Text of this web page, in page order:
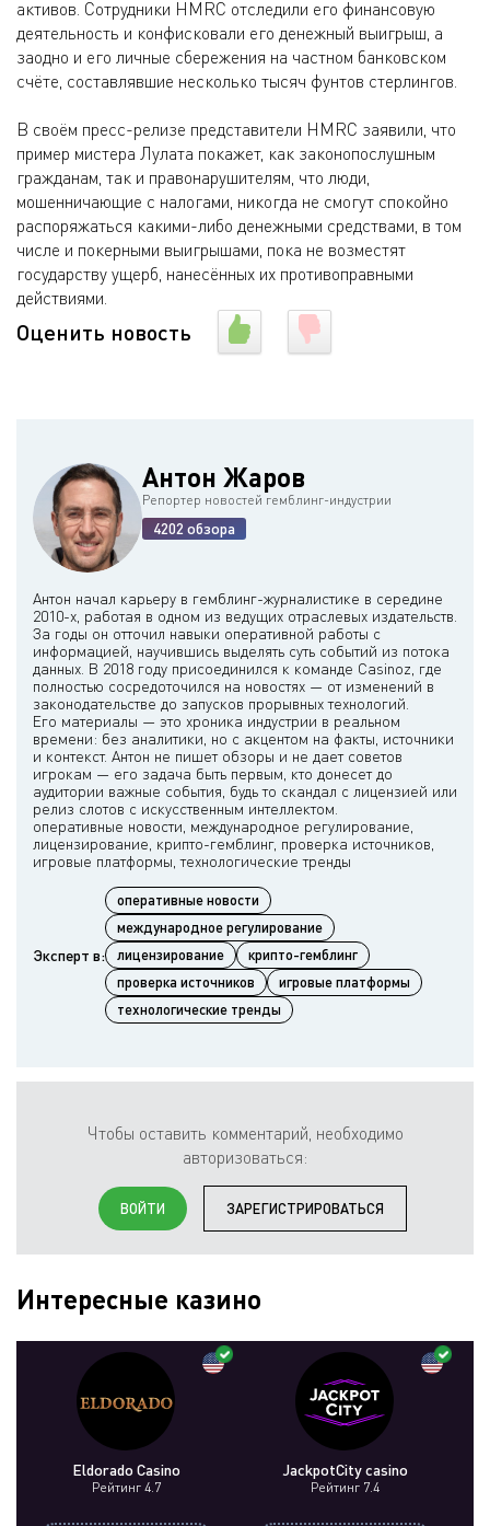
активов. Сотрудники HMRC отследили его финансовую
деятельность и конфисковали его денежный выигрыш, а
заодно и его личные сбережения на частном банковском
счёте, составлявшие несколько тысяч фунтов стерлингов.
В своём пресс-релизе представители HMRC заявили, что
пример мистера Лулата покажет, как законопослушным
гражданам, так и правонарушителям, что люди,
мошенничающие с налогами, никогда не смогут спокойно
распоряжаться какими-либо денежными средствами, в том
числе и покерными выигрышами, пока не возместят
государству ущерб, нанесённых их противоправными
действиями.
Оценить новость
Антон Жаров
Репортер новостей гемблинг-индустрии
4202 обзора
Антон начал карьеру в гемблинг-журналистике в середине
2010-х, работая в одном из ведущих отраслевых издательств.
За годы он отточил навыки оперативной работы с
информацией, научившись выделять суть событий из потока
данных. В 2018 году присоединился к команде Casinoz, где
полностью сосредоточился на новостях — от изменений в
законодательстве до запусков прорывных технологий.
Его материалы — это хроника индустрии в реальном
времени: без аналитики, но с акцентом на факты, источники
и контекст. Антон не пишет обзоры и не дает советов
игрокам — его задача быть первым, кто донесет до
аудитории важные события, будь то скандал с лицензией или
релиз слотов с искусственным интеллектом.
оперативные новости, международное регулирование,
лицензирование, крипто-гемблинг, проверка источников,
Эксперт в:
оперативные новости
международное регулирование
лицензирование
крипто-гемблинг
проверка источников
игровые платформы
технологические тренды
Чтобы оставить комментарий, необходимо
авторизоваться:
ВОЙТИ ЗАРЕГИСТРИРОВАТЬСЯ
Интересные казино
Eldorado Casino
Рейтинг 4.7
JackpotCity casino
Рейтинг 7.4